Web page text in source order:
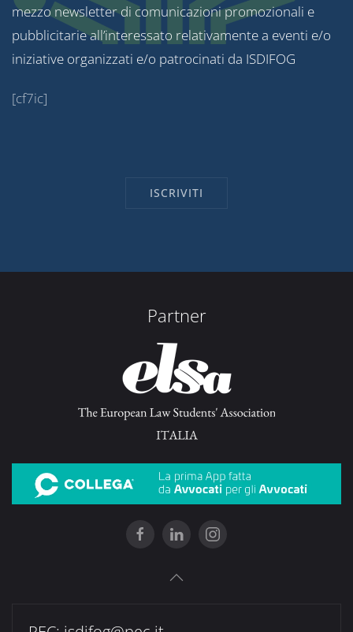
mezzo newsletter di comunicazioni promozionali e
pubblicitarie all’interessato relativamente a eventi e/o
iniziative organizzati e/o patrocinati da ISDIFOG
[cf7ic]
Partner